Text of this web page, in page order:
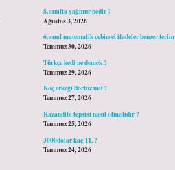
8. sınıfta yağmur nedir ?
Ağustos 3, 2026
6. sınıf matematik cebirsel ifadeler benzer
Temmuz 30, 2026
Türkçe kedi ne demek ?
Temmuz 29, 2026
Koç erkeği flörtöz mü ?
Temmuz 27, 2026
Kazandibi tepsisi nasıl olmalıdır ?
Temmuz 25, 2026
3000dolar kaç TL ?
Temmuz 24, 2026